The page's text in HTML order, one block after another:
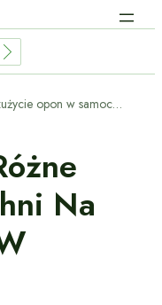
I Trasy?
Jak wpływają różne typy nawierzchni na zużycie opon w samochodzie?
Na